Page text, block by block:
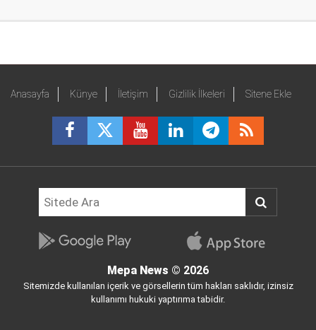
Anasayfa Künye İletişim Gizlilik İlkeleri Sitene Ekle
Mepa News © 2026
Sitemizde kullanılan içerik ve görsellerin tüm hakları saklıdır, izinsiz
kullanımı hukuki yaptırıma tabidir.